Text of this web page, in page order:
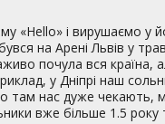
«Hello» і вирушаємо у
на Арені Львів у
почула вся країна,
у Дніпрі наш
там нас дуже чекають,
вже більше 1.5